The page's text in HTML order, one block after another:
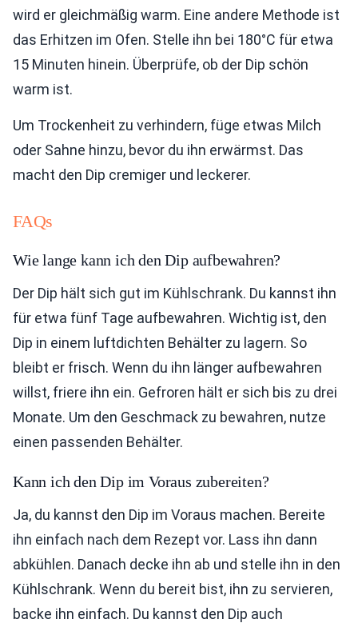
wird er gleichmäßig warm. Eine andere Methode ist
das Erhitzen im Ofen. Stelle ihn bei 180°C für etwa
15 Minuten hinein. Überprüfe, ob der Dip schön
warm ist.
Um Trockenheit zu verhindern, füge etwas Milch
oder Sahne hinzu, bevor du ihn erwärmst. Das
macht den Dip cremiger und leckerer.
FAQs
Wie lange kann ich den Dip aufbewahren?
Der Dip hält sich gut im Kühlschrank. Du kannst ihn
für etwa fünf Tage aufbewahren. Wichtig ist, den
Dip in einem luftdichten Behälter zu lagern. So
bleibt er frisch. Wenn du ihn länger aufbewahren
willst, friere ihn ein. Gefroren hält er sich bis zu drei
Monate. Um den Geschmack zu bewahren, nutze
einen passenden Behälter.
Kann ich den Dip im Voraus zubereiten?
Ja, du kannst den Dip im Voraus machen. Bereite
ihn einfach nach dem Rezept vor. Lass ihn dann
abkühlen. Danach decke ihn ab und stelle ihn in den
Kühlschrank. Wenn du bereit bist, ihn zu servieren,
backe ihn einfach. Du kannst den Dip auch